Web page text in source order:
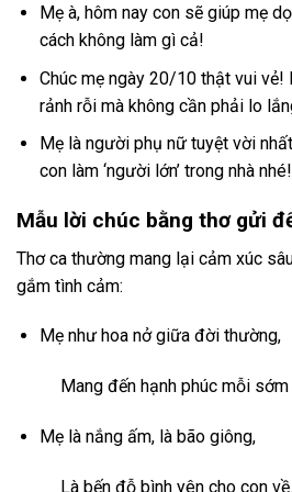
Mẹ à, hôm nay con sẽ giúp mẹ
cách không làm gì cả!
Chúc mẹ ngày 20/10 thật vui vẻ!
rảnh rỗi mà không cần phải lo
Mẹ là người phụ nữ tuyệt vời
con làm ‘người lớn’ trong nhà nhé!
Mẫu lời chúc bằng thơ gửi
Thơ ca thường mang lại cảm xúc
gắm tình cảm:
Mẹ như hoa nở giữa đời thường,
Mang đến hạnh phúc mỗi sớm
Mẹ là nắng ấm, là bão giông,
Là bến đỗ bình yên cho con về.